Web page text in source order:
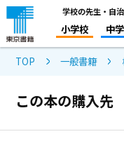
学校の先生・自
小学校 中
TOP 一般書籍
この本の購入先